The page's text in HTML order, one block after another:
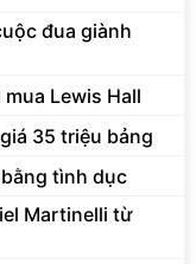
đua giành
Lewis Hall
35 triệu bảng
tình dục
Martinelli từ